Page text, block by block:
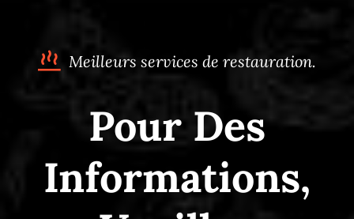
Meilleurs services de restauration.
Pour Des
Informations,